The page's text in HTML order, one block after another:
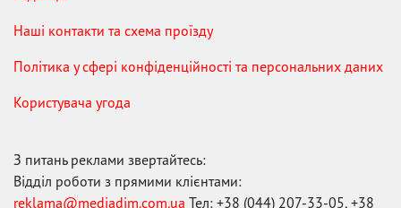
Наші контакти та схема проїзду
Політика у сфері конфіденційності та персональних даних
Користувача угода
З питань реклами звертайтесь:
Відділ роботи з прямими клієнтами:
reklama@mediadim.com.ua Тел: +38 (044) 207-33-05, +38